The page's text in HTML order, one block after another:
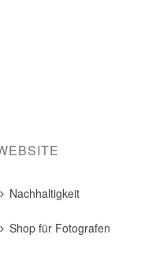
Nachhaltigkeit
Shop für Fotografen